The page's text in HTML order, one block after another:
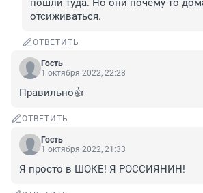
пошли туда. Но они почему то
отсиживаться.
ОТВЕТИТЬ
Гость
1 октября 2022, 22:28
Правильно👍
ОТВЕТИТЬ
Гость
1 октября 2022, 21:33
Я просто в ШОКЕ! Я РОССИЯНИН!